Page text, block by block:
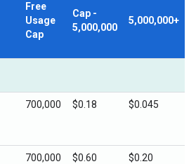
Free
Usage
Cap
Cap -
5,000,000
5,000,000+
700,000 $0.18 $0.045
700,000 $0.60 $0.20